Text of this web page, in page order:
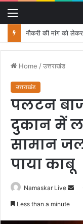
Home /उत्तराखंड
उत्तराखंड
पलटन
दुकान में
सामान
पाया काबू
Namaskar Live
Less than a minute